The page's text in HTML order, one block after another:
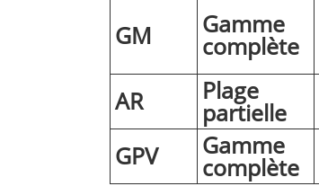
GM
Gamme
complète
AR
Plage
partielle
GPV
Gamme
complète